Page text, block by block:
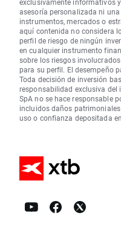
exclusivamente informativos
asesoría personalizada ni
instrumentos, mercados o
aquí contenida no considera
perfil de riesgo de ningún
en cualquier instrumento
sobre los riesgos
para su perfil. El desempeño
Toda decisión de inversión
responsabilidad exclusiva del
SpA no se hace responsable
incluidos daños
uso o confianza depositada